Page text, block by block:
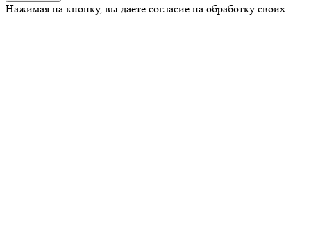
Нажимая на кнопку, вы даете согласие на обработку своих